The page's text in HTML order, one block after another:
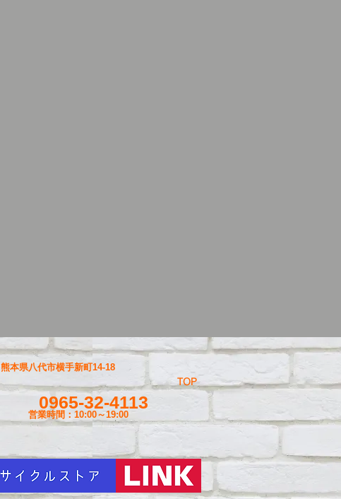
TOP
0965-32-4113
営業時間：10:00～19:00
熊本県八代市横手新町14-18